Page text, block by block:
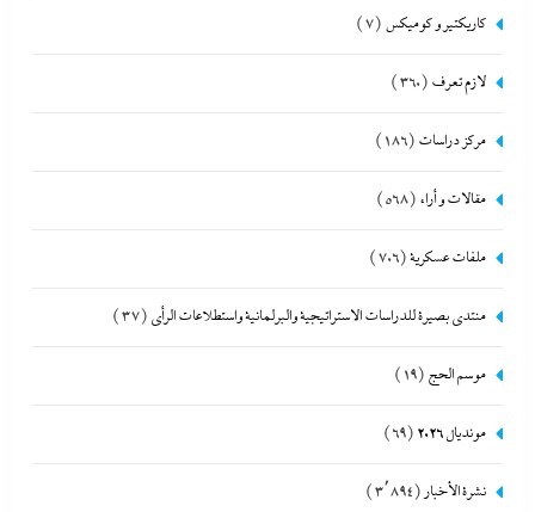
كاريكتير و كوميكس (7)
لازم تعرف (360)
مركز دراسات (186)
مقالات و أراء (568)
ملفات عسكرية(706)
منتدى بصيرة للدراسات الاستراتيجية والبرلمانية واستطلاعات الرأى (37)
موسم الحج (19)
مونديال 2026 (69)
نشرة الأخبار (3٬894)